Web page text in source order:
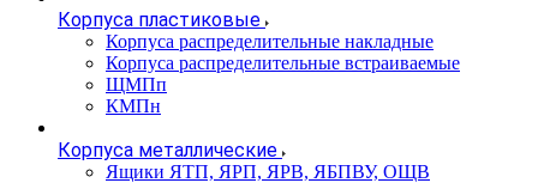
Корпуса пластиковые
Корпуса распределительные накладные
Корпуса распределительные встраиваемые
ЩМПп
КМПн
Корпуса металлические
Ящики ЯТП, ЯРП, ЯРВ, ЯБПВУ, ОЩВ